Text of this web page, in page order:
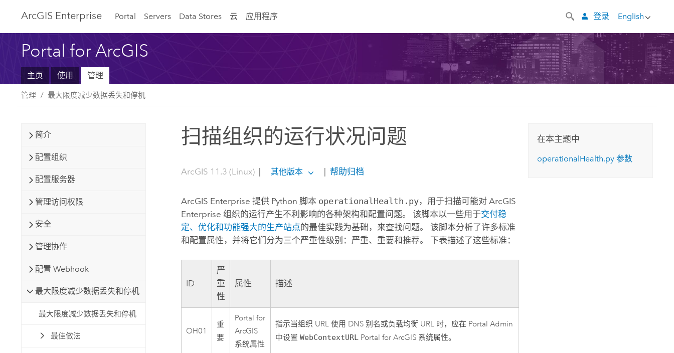
ArcGIS Enterprise Portal Servers Data Stores 云 应用程序 English
登录
Portal for ArcGIS
主页 使用 管理
管理 最大限度减少数据丢失和停机
简介
配置组织
配置服务器
管理访问权限
安全
管理协作
配置 Webhook
最大限度减少数据丢失和停机
最大限度减少数据丢失和停机
最佳做法
扫描组织的运行状况问题
ArcGIS 11.3 (Linux) | 其他版本 | 帮助归档
ArcGIS Enterprise 提供 Python 脚本 operationalHealth.py，用于扫描可能对ArcGIS
Enterprise 组织的运行产生不利影响的各种架构和配置问题。 该脚本以一些用于交付稳
定、优化和功能强大的生产站点的最佳实践为基础，来查找问题。 该脚本分析了许多标准
和配置属性，并将它们分为三个严重性级别：严重、重要和推荐。 下表描述了这些标准：
ID
严
重
性
属性 描述
OH01
重
要
Portal for
ArcGIS
系统属性
指示当组织 URL 使用 DNS 别名或负载均衡 URL 时，应在 Portal Admin
中设置WebContextURL Portal for ArcGIS 系统属性。
在本主题中
operationalHealth.py 参数